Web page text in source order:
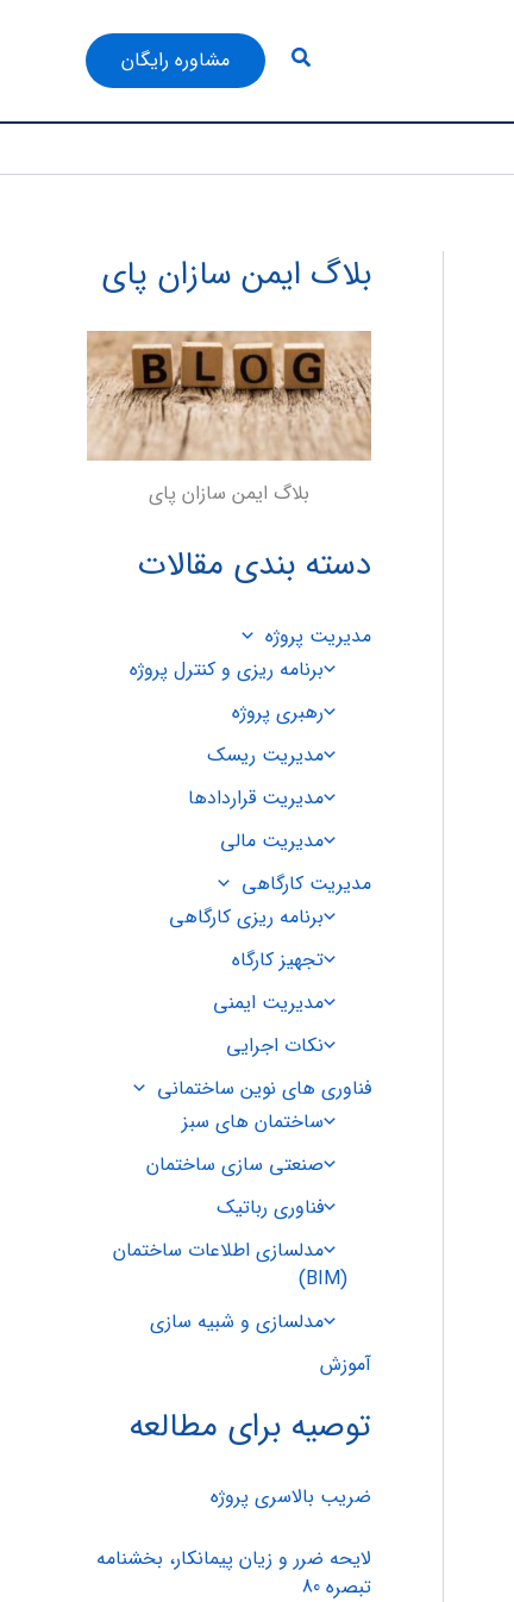
جستجو مشاوره رایگان
بلاگ ایمن سازان پای
بلاگ ایمن سازان پای
دسته بندی مقالات
مدیریت پروژه
برنامه ریزی و کنترل پروژه
رهبری پروژه
مدیریت ریسک
مدیریت قراردادها
مدیریت مالی
مدیریت کارگاهی
برنامه ریزی کارگاهی
تجهیز کارگاه
مدیریت ایمنی
نکات اجرایی
فناوری های نوین ساختمانی
ساختمان های سبز
صنعتی سازی ساختمان
فناوری رباتیک
مدلسازی اطلاعات ساختمان
(BIM)
مدلسازی و شبیه سازی
آموزش
توصیه برای مطالعه
ضریب بالاسری پروژه
لایحه ضرر و زیان پیمانکار، بخشنامه
تبصره 80